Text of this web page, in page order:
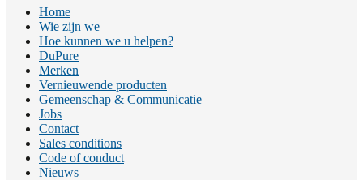
Home
Wie zijn we
Hoe kunnen we u helpen?
DuPure
Merken
Vernieuwende producten
Gemeenschap & Communicatie
Jobs
Contact
Sales conditions
Code of conduct
Nieuws